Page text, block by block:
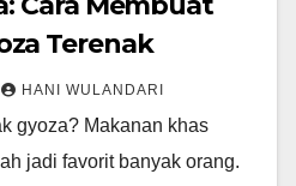
Terenak
HANI WULANDARI
gyoza? Makanan khas
jadi favorit banyak orang.